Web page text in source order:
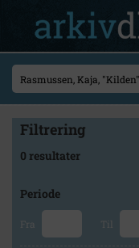
Filtrering
0 resultater
Periode
Fra Til